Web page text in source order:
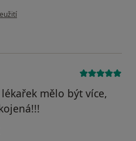
uživatele Pacient
mělo být více,
Pacient